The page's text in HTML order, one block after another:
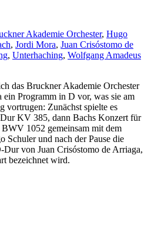
Akademie Orchester, Hugo
, Jordi Mora, Juan Crisóstomo de
, Unterhaching, Wolfgang Amadeus
das Bruckner Akademie Orchester
Programm in D vor, was sie am
Zunächst spielte es
KV 385, dann Bachs Konzert für
1052 gemeinsam mit dem
Schuler und nach der Pause die
Dur von Juan Crisóstomo de Arriaga,
bezeichnet wird.